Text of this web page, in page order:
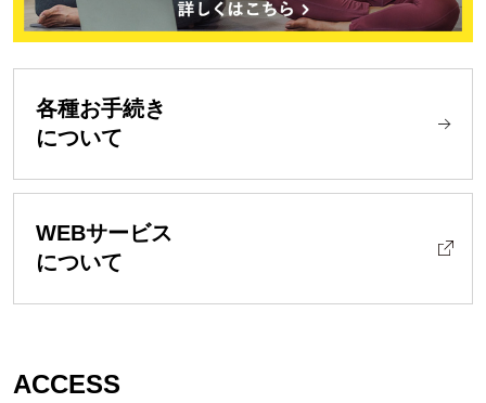
各種お手続き
について
WEBサービス
について
ACCESS